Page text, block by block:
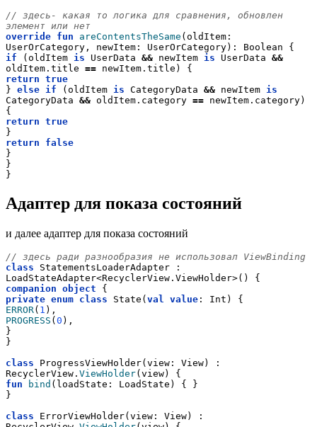
// здесь- какая то логика для сравнения, обновлен
элемент или нет
override fun areContentsTheSame (oldItem:
UserOrCategory, newItem: UserOrCategory): Boolean {
if (oldItem is UserData && newItem is UserData &&
oldItem.title == newItem.title) {
return true
} else if (oldItem is CategoryData && newItem is
CategoryData && oldItem.category == newItem.category)
{
return true
}
return
false
}
}
}
Адаптер для показа состояний
и далее адаптер для показа состояний
// здесь ради разнообразия не использовал ViewBinding
class StatementsLoaderAdapter :
LoadStateAdapter<RecyclerView.ViewHolder>() {
companion object {
private enum class State(val value : Int) {
ERROR( 1 ),
PROGRESS (0 ),
}
}
class ProgressViewHolder(view: View) :
RecyclerView. ViewHolder(view) {
fun
bind (loadState: LoadState) { }
}
class ErrorViewHolder(view: View) :